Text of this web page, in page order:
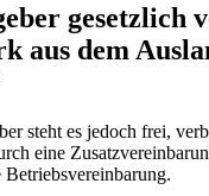
gesetzlich
aus dem
steht es jedoch frei,
eine